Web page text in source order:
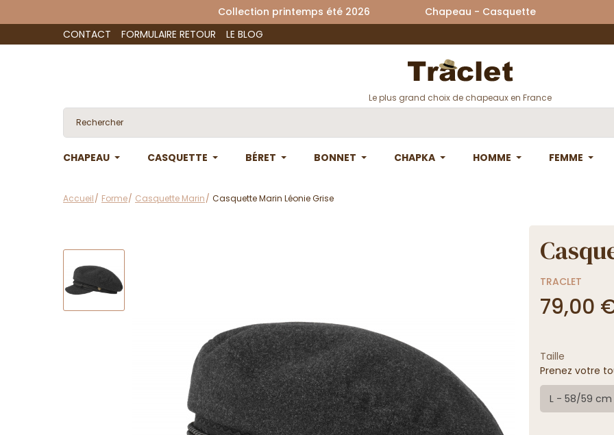
Collection printemps été 2026 Chapeau - Casquette
CONTACT
FORMULAIRE RETOUR LE BLOG
Le plus grand choix de chapeaux en France
CHAPEAU CASQUETTE BÉRET BONNET CHAPKA HOMME FEMME
Accueil Forme Casquette Marin Casquette Marin Léonie Grise
TRACLET
79,00
Taille
Prenez votre
L - 58/59 cm